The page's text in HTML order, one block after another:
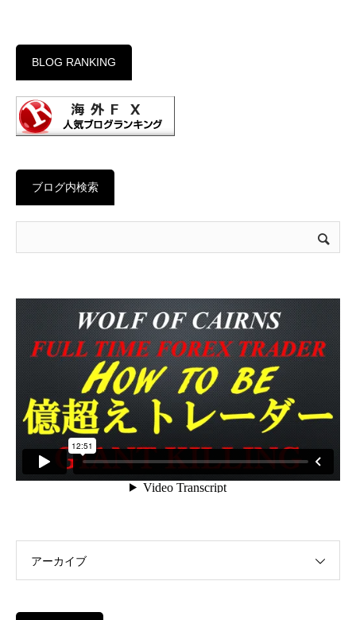
BLOG RANKING
ブログ内検索
アーカイブ